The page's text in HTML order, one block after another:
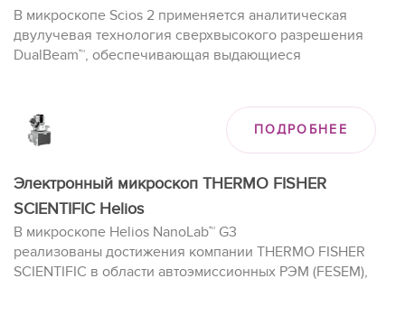
В микроскопе Scios 2 применяется аналитическая
двулучевая технология сверхвысокого разрешения
DualBeam™, обеспечивающая выдающиеся
включая магнитные материалы.
ПОДРОБНЕЕ
Электронный микроскоп THERMO FISHER
SCIENTIFIC Helios
В микроскопе Helios NanoLab™ G3
реализованы достижения компании THERMO FISHER
SCIENTIFIC в области автоэмиссионных РЭМ (FESEM),